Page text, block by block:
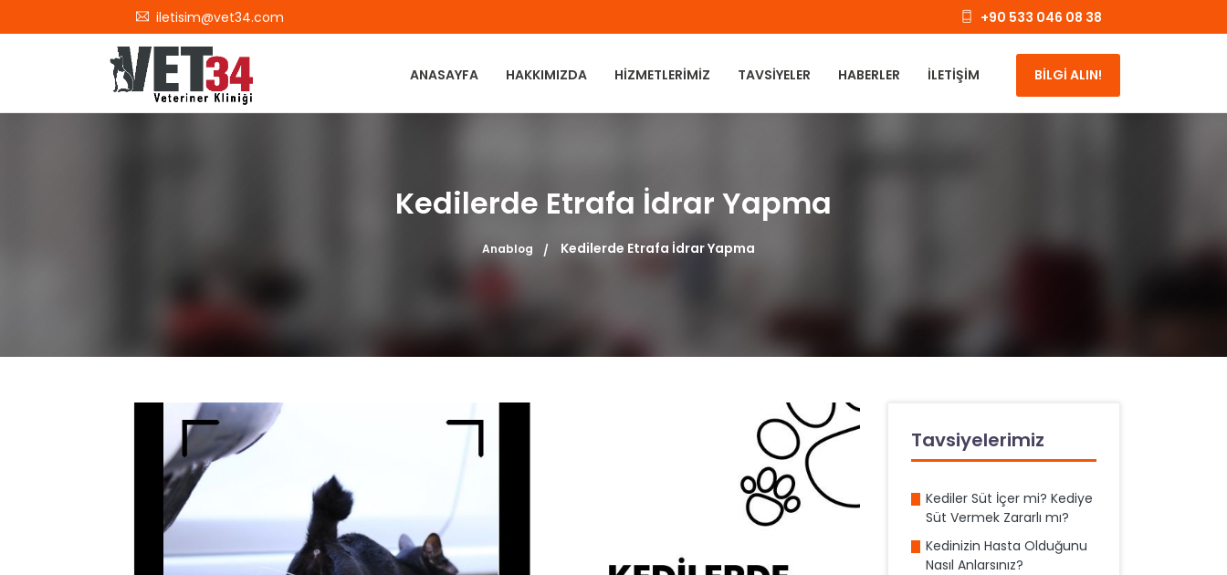
iletisim@vet34.com +90 533 046 08 38
ANASAYFA HAKKIMIZDA HIZMETLERIMIZ TAVSIYELER HABERLER İLETIŞIM BİLGİ ALIN!
Kedilerde Etrafa İdrar Yapma
Anablog Kedilerde Etrafa İdrar Yapma
Tavsiyelerimiz
Kediler Süt İçer mi? Kediye
Süt Vermek Zararlı mı?
Kedinizin Hasta Olduğunu
Nasıl Anlarsınız?